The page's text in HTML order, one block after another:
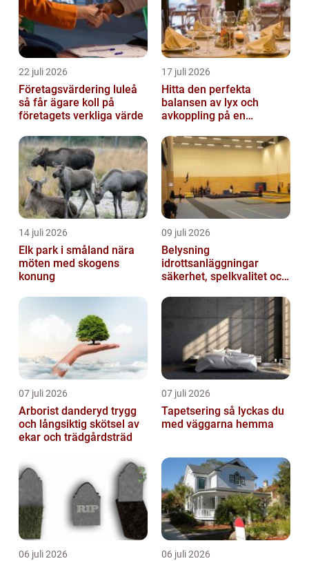
22 juli 2026
Företagsvärdering luleå
så får ägare koll på
företagets verkliga värde
17 juli 2026
Hitta den perfekta
balansen av lyx och
avkoppling på en
Östermalm
14 juli 2026
Elk park i småland nära
möten med skogens
konung
09 juli 2026
Belysning
idrottsanläggningar
säkerhet, spelkvalitet och
07 juli 2026
Arborist danderyd trygg
och långsiktig skötsel av
ekar och trädgårdsträd
07 juli 2026
Tapetsering så lyckas du
med väggarna hemma
06 juli 2026 06 juli 2026